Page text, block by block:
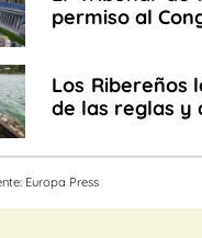
permiso al
Los Ribereños
de las reglas y
Europa Press